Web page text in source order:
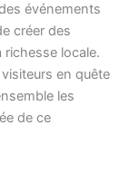
événements
créer des
locale.
en quête
les
de ce